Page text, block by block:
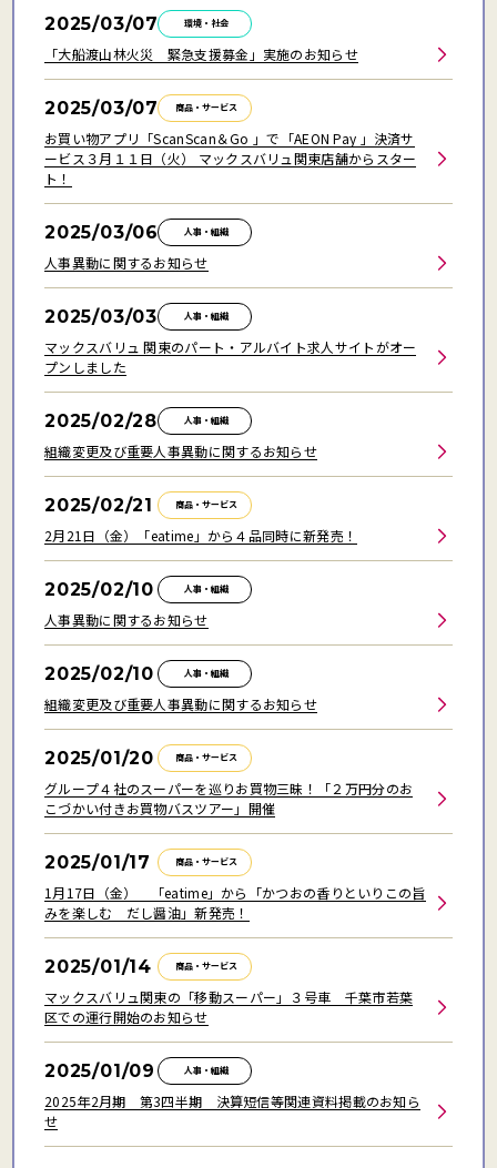
2025/03/07 環境・社会
「大船渡山林火災 緊急支援募金」実施のお知らせ
2025/03/07 商品・サービス
お買い物アプリ「ScanScan＆Go 」で「AEON Pay 」決済サ
ービス３月１１日（火） マックスバリュ関東店舗からスター
ト！
2025/03/06 人事・組織
人事異動に関するお知らせ
2025/03/03 人事・組織
マックスバリュ 関東のパート・アルバイト求人サイトがオー
プンしました
2025/02/28 人事・組織
組織変更及び重要人事異動に関するお知らせ
2025/02/21 商品・サービス
2月21日（金）「eatime」から４品同時に新発売！
2025/02/10 人事・組織
人事異動に関するお知らせ
2025/02/10 人事・組織
組織変更及び重要人事異動に関するお知らせ
2025/01/20 商品・サービス
グループ４社のスーパーを巡りお買物三昧！「２万円分のお
こづかい付きお買物バスツアー」開催
2025/01/17 商品・サービス
1月17日（金） 「eatime」から「かつおの香りといりこの旨
みを楽しむ だし醤油」新発売！
2025/01/14 商品・サービス
マックスバリュ関東の「移動スーパー」３号車 千葉市若葉
区での運行開始のお知らせ
2025/01/09 人事・組織
2025年2月期 第3四半期 決算短信等関連資料掲載のお知ら
せ